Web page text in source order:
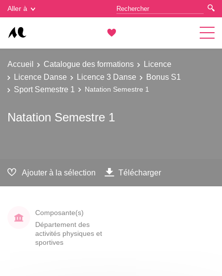
Aller à
Accueil Catalogue des formations
Licence
Licence Danse
Licence 3 Danse
Bonus S1
Sport Semestre 1
Natation Semestre 1
Natation Semestre 1
Ajouter à la sélection Télécharger
Composante(s)
Département des
activités physiques et
sportives
Gestion des cookies